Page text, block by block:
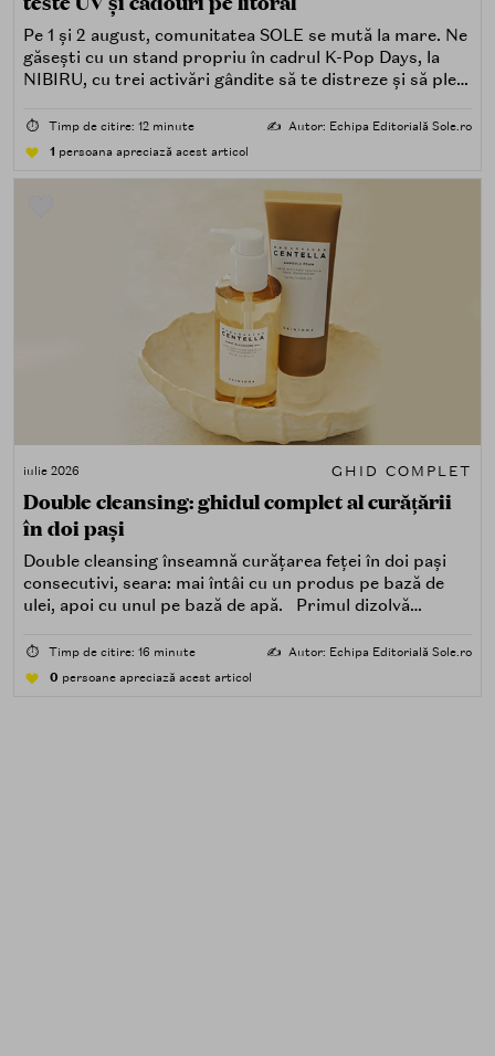
Pe 1 și 2 august, comunitatea SOLE se mută la mare. Ne
găsești cu un stand propriu în cadrul K-Pop Days, la
NIBIRU, cu trei activări gândite să te distreze și să pleci
⏱️ Timp de citire: 12 minute ✍️ Autor: Echipa Editorială Sole.ro
1 persoana apreciază acest articol
iulie 2026 GHID COMPLET
Double cleansing: ghidul complet al curățării
în doi pași
Double cleansing înseamnă curățarea feței în doi pași
consecutivi, seara: mai întâi cu un produs pe bază de
ulei, apoi cu unul pe bază de apă. Primul dizolvă
poluare. Al doilea îndepărtează impuritățile solubile în
⏱️ Timp de citire: 16 minute ✍️ Autor: Echipa Editorială Sole.ro
0 persoane apreciază acest articol